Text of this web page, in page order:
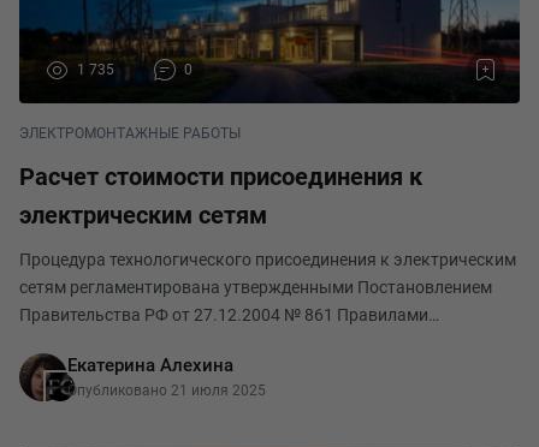
1 735 0
ЭЛЕКТРОМОНТАЖНЫЕ РАБОТЫ
Расчет стоимости присоединения к
электрическим сетям
Процедура технологического присоединения к электрическим
сетям регламентирована утвержденными Постановлением
Правительства РФ от 27.12.2004 № 861 Правилами
устройств потребителей электрической энергии, объектов
Екатерина Алехина
Опубликовано 21 июля 2025